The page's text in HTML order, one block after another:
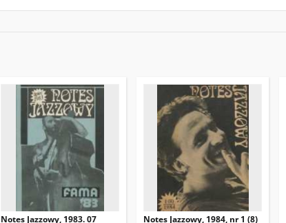
Notes Jazzowy, 1983. 07 Notes Jazzowy, 1984, nr 1 (8)